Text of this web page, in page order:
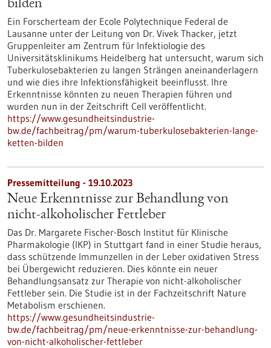
bilden
Ein Forscherteam der Ecole Polytechnique Federal de
Lausanne unter der Leitung von Dr. Vivek Thacker, jetzt
Gruppenleiter am Zentrum für Infektiologie des
Universitätsklinikums Heidelberg hat untersucht, warum sich
Tuberkulosebakterien zu langen Strängen aneinanderlagern
und wie dies ihre Infektionsfähigkeit beeinflusst. Ihre
Erkenntnisse könnten zu neuen Therapien führen und
wurden nun in der Zeitschrift Cell veröffentlicht.
https://www.gesundheitsindustrie-
bw.de/fachbeitrag/pm/warum-tuberkulosebakterien-lange-
ketten-bilden
Pressemitteilung - 19.10.2023
Neue Erkenntnisse zur Behandlung von
nicht-alkoholischer Fettleber
Das Dr. Margarete Fischer-Bosch Institut für Klinische
Pharmakologie (IKP) in Stuttgart fand in einer Studie heraus,
dass schützende Immunzellen in der Leber oxidativen Stress
bei Übergewicht reduzieren. Dies könnte ein neuer
Behandlungsansatz zur Therapie von nicht-alkoholischer
Fettleber sein. Die Studie ist in der Fachzeitschrift Nature
Metabolism erschienen.
https://www.gesundheitsindustrie-
bw.de/fachbeitrag/pm/neue-erkenntnisse-zur-behandlung-
von-nicht-alkoholischer-fettleber